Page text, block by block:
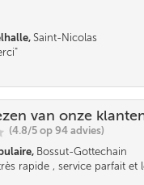
Saint-Nicolas
van onze
(4.8/5 op 94 advies)
Bossut-Gottechain
rapide , service parfait et